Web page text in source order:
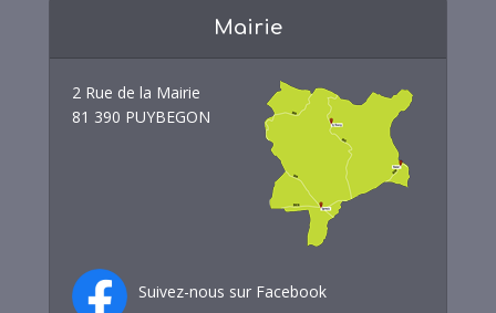
Mairie
2 Rue de la Mairie
81 390 PUYBEGON
Suivez-nous sur Facebook